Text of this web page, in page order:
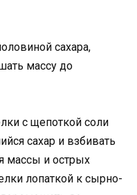
сахара,
массу до
с щепоткой соли
сахар и взбивать
массы и острых
лопаткой к сырно-